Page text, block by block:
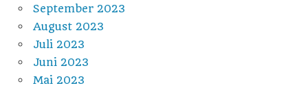
September 2023
August 2023
Juli 2023
Juni 2023
Mai 2023